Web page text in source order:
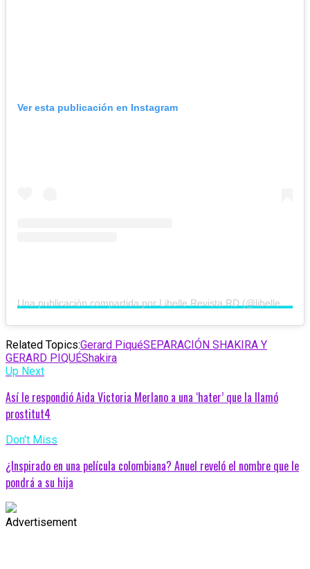
Ver esta publicación en Instagram
Related Topics:Gerard PiquéSEPARACIÓN SHAKIRA Y
GERARD PIQUÉShakira
Up Next
Así le respondió Aida Victoria Merlano a una ‘hater’ que la llamó
prostitut4
Don't Miss
¿Inspirado en una película colombiana? Anuel reveló el nombre que le
pondrá a su hija
Advertisement